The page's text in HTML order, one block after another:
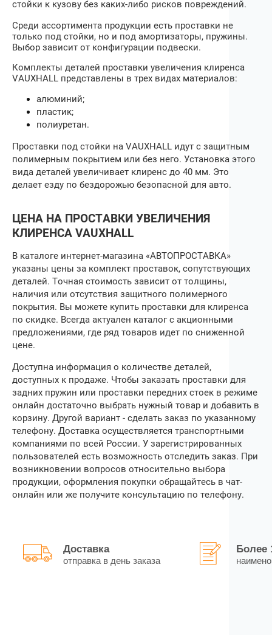
стойки к кузову без каких-либо рисков повреждений.
Среди ассортимента продукции есть проставки не
только под стойки, но и под амортизаторы, пружины.
Выбор зависит от конфигурации подвески.
Комплекты деталей проставки увеличения клиренса
VAUXHALL представлены в трех видах материалов:
алюминий;
пластик;
полиуретан.
Проставки под стойки на VAUXHALL идут с защитным
полимерным покрытием или без него. Установка этого
вида деталей увеличивает клиренс до 40 мм. Это
делает езду по бездорожью безопасной для авто.
ЦЕНА НА ПРОСТАВКИ УВЕЛИЧЕНИЯ
КЛИРЕНСА VAUXHALL
В каталоге интернет-магазина «АВТОПРОСТАВКА»
указаны цены за комплект проставок, сопутствующих
деталей. Точная стоимость зависит от толщины,
наличия или отсутствия защитного полимерного
покрытия. Вы можете купить проставки для клиренса
по скидке. Всегда актуален каталог с акционными
предложениями, где ряд товаров идет по сниженной
цене.
Доступна информация о количестве деталей,
доступных к продаже. Чтобы заказать проставки для
задних пружин или проставки передних стоек в режиме
онлайн достаточно выбрать нужный товар и добавить в
корзину. Другой вариант ‒ сделать заказ по указанному
телефону. Доставка осуществляется транспортными
компаниями по всей России. У зарегистрированных
пользователей есть возможность отследить заказ. При
возникновении вопросов относительно выбора
продукции, оформления покупки обращайтесь в чат-
онлайн или же получите консультацию по телефону.
Доставка
отправка в день заказа
Более